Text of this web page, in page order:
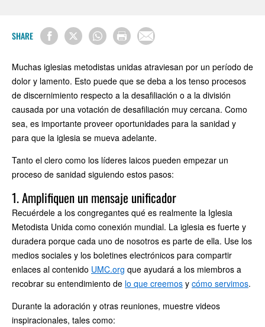
SHARE
Muchas iglesias metodistas unidas atraviesan por un período de
dolor y lamento. Esto puede que se deba a los tenso procesos
de discernimiento respecto a la desafiliación o a la división
causada por una votación de desafiliación muy cercana. Como
sea, es importante proveer oportunidades para la sanidad y
para que la iglesia se mueva adelante.
Tanto el clero como los líderes laicos pueden empezar un
proceso de sanidad siguiendo estos pasos:
1. Amplifiquen un mensaje unificador
Recuérdele a los congregantes qué es realmente la Iglesia
Metodista Unida como conexión mundial. La iglesia es fuerte y
duradera porque cada uno de nosotros es parte de ella. Use los
medios sociales y los boletines electrónicos para compartir
enlaces al contenido UMC.org que ayudará a los miembros a
recobrar su entendimiento de lo que creemos y cómo servimos.
Durante la adoración y otras reuniones, muestre videos
inspiracionales, tales como: